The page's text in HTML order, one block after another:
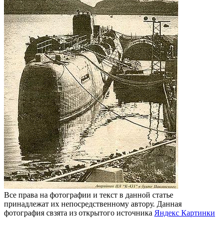
Все права на фотографии и текст в данной статье
принадлежат их непосредственному автору. Данная
фотография свзята из открытого источника Яндекс Картинки